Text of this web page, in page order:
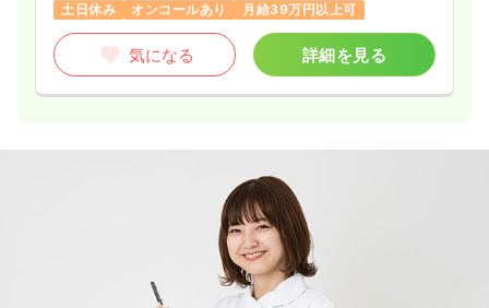
土日休み
オンコールあり 月給39万円以上可
気になる 詳細を見る